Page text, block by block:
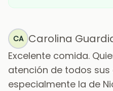
CA Carolina
Excelente comida.
atención de todos sus
especialmente la de